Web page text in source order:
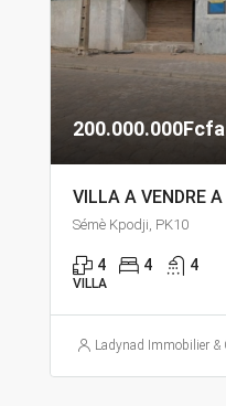
200.000.000Fcfa
VILLA A VENDRE
Sémè Kpodji, PK10
4 4 4
VILLA
Ladynad Immobilier &